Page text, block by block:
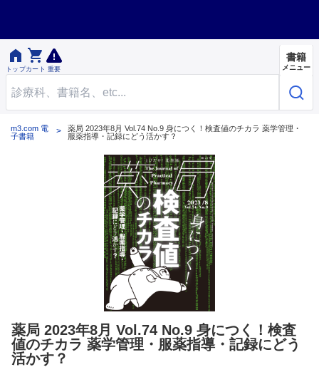

トップ

カート 重要
書籍
メニュー
m3.com 電
子書籍
薬局 2023年8月 Vol.74 No.9 身につく！検査値のチカラ 薬学管理・
服薬指導・記録にどう活かす？
薬局 2023年8月 Vol.74 No.9 身につく！検査
値のチカラ 薬学管理・服薬指導・記録にどう
活かす？